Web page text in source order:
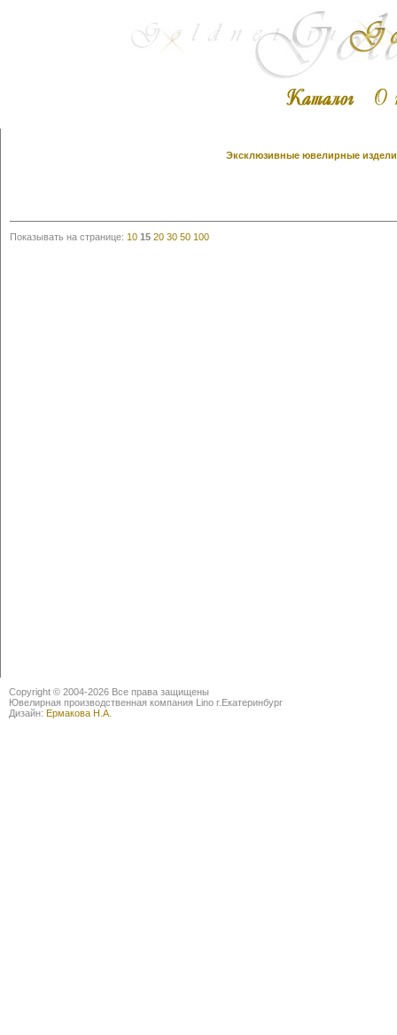
Эксклюзивные ювелирные
Показывать на странице: 10 15 20 30 50 100
Copyright © 2004-2026 Все права защищены
Ювелирная производственная компания Lino г.Екатеринбург
Дизайн: Ермакова Н.А.